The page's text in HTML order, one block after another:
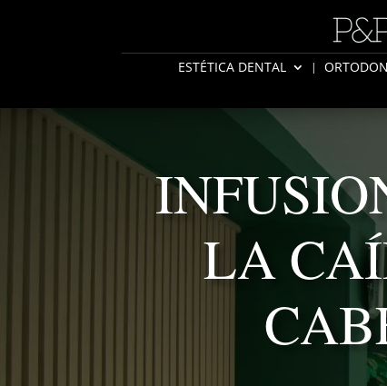
ESTÉTICA DENTAL
LA